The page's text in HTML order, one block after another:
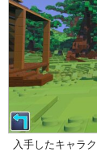
入手したキャラ